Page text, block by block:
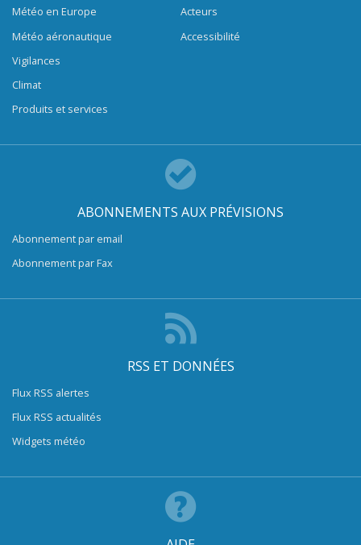
Météo en Europe
Météo aéronautique
Vigilances
Climat
Produits et services
Acteurs
Accessibilité
ABONNEMENTS AUX PRÉVISIONS
Abonnement par email
Abonnement par Fax
RSS ET DONNÉES
Flux RSS alertes
Flux RSS actualités
Widgets météo